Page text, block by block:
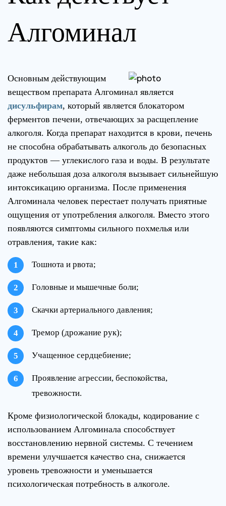
Алгоминал
Основным действующим
веществом препарата Алгоминал является
дисульфирам, который является блокатором
ферментов печени, отвечающих за расщепление
алкоголя. Когда препарат находится в крови, печень
не способна обрабатывать алкоголь до безопасных
продуктов — углекислого газа и воды. В результате
даже небольшая доза алкоголя вызывает сильнейшую
интоксикацию организма. После применения
Алгоминала человек перестает получать приятные
ощущения от употребления алкоголя. Вместо этого
появляются симптомы сильного похмелья или
отравления, такие как:
Тошнота и рвота;
Головные и мышечные боли;
Скачки артериального давления;
Тремор (дрожание рук);
Учащенное сердцебиение;
Проявление агрессии, беспокойства,
тревожности.
Кроме физиологической блокады, кодирование с
использованием Алгоминала способствует
восстановлению нервной системы. С течением
времени улучшается качество сна, снижается
уровень тревожности и уменьшается
психологическая потребность в алкоголе.